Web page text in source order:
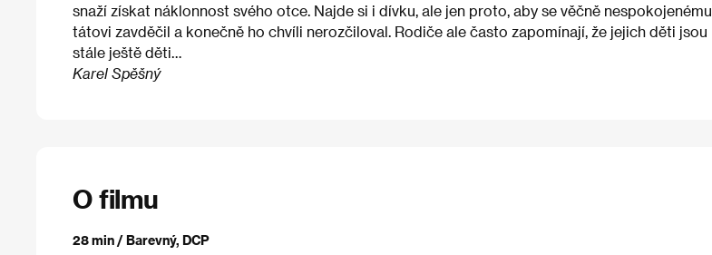
snaží získat náklonnost svého otce. Najde si i dívku, ale jen proto, aby se věčně nespokojenému
tátovi zavděčil a konečně ho chvíli nerozčiloval. Rodiče ale často zapomínají, že jejich děti jsou
stále ještě děti…
Karel Spěšný
O filmu
28 min / Barevný, DCP